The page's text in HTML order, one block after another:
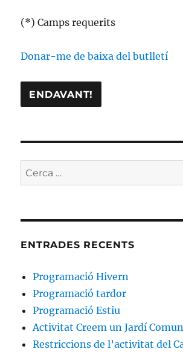
(*) Camps requerits
Donar-me de baixa del butlletí
Cerca:
ENTRADES RECENTS
Programació Hivern
Programació tardor
Programació Estiu
Activitat Creem un Jardí
Restriccions de l’activitat del